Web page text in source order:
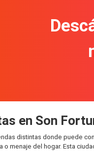
en Son
distintas donde puede
o menaje del hogar. Esta